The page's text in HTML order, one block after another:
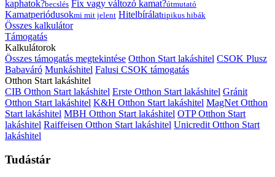
kaphatok?becslés Fix vagy változó kamat?útmutató
Kamatperiódusokmi mit jelent Hitelbírálattipikus hibák
Összes kalkulátor
Támogatás
Kalkulátorok
Összes támogatás megtekintése Otthon Start lakáshitel CSOK Plusz
Babaváró Munkáshitel Falusi CSOK támogatás
Otthon Start lakáshitel
CIB Otthon Start lakáshitel Erste Otthon Start lakáshitel Gránit
Otthon Start lakáshitel K&H Otthon Start lakáshitel MagNet Otthon
Start lakáshitel MBH Otthon Start lakáshitel OTP Otthon Start
lakáshitel Raiffeisen Otthon Start lakáshitel Unicredit Otthon Start
lakáshitel
Tudástár